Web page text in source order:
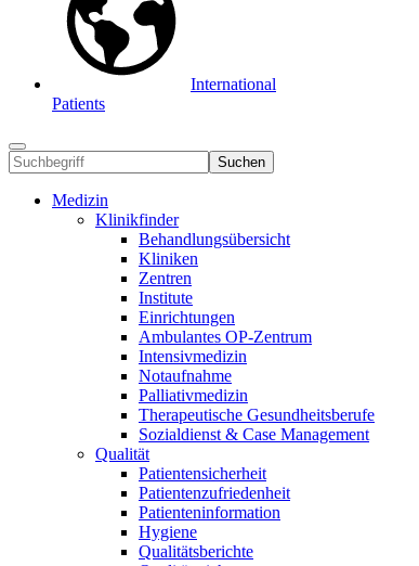
International
Patients
Suchen
Medizin
Klinikfinder
Behandlungsübersicht
Kliniken
Zentren
Institute
Einrichtungen
Ambulantes OP-Zentrum
Intensivmedizin
Notaufnahme
Palliativmedizin
Therapeutische Gesundheitsberufe
Sozialdienst & Case Management
Qualität
Patientensicherheit
Patientenzufriedenheit
Patienteninformation
Hygiene
Qualitätsberichte